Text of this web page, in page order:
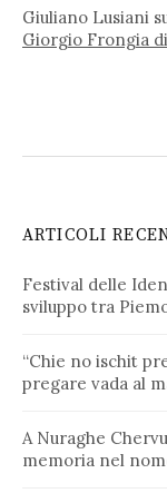
Giuliano Lusiani
Giorgio Frongia
ARTICOLI
Festival delle
sviluppo tra
“Chie no ischit
pregare vada al
A Nuraghe
memoria nel